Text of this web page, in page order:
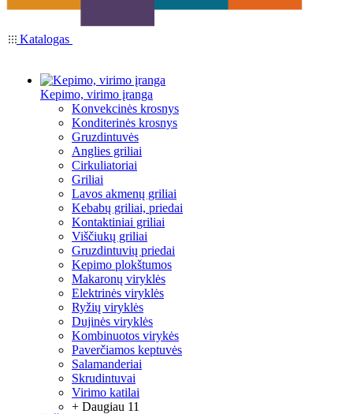
Katalogas
Kepimo, virimo įranga
Konvekcinės krosnys
Konditerinės krosnys
Gruzdintuvės
Anglies griliai
Cirkuliatoriai
Griliai
Lavos akmenų griliai
Kebabų griliai, priedai
Kontaktiniai griliai
Viščiukų griliai
Gruzdintuvių priedai
Kepimo plokštumos
Makaronų viryklės
Elektrinės viryklės
Ryžių viryklės
Dujinės viryklės
Kombinuotos virykės
Paverčiamos keptuvės
Salamanderiai
Skrudintuvai
Virimo katilai
+ Daugiau 11